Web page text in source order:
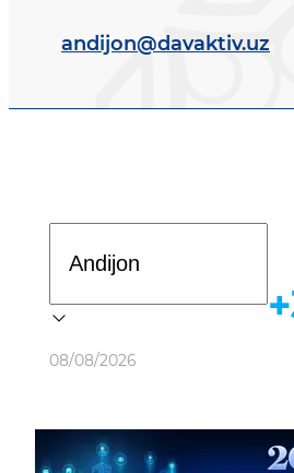
andijon@davaktiv.uz
08/08/2026